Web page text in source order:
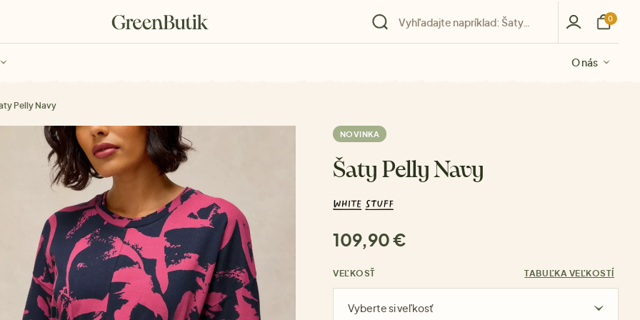
O nás
O nás
O nás
O nás
O nás
0
Pelly Navy
NOVINKA
Šaty Pelly Navy
109,90 €
VEĽKOSŤ TABUĽKA VEĽKOSTÍ
Vyberte si veľkosť